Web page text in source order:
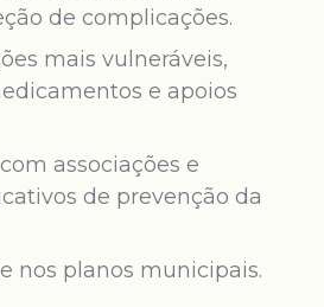
de complicações.
mais vulneráveis,
e apoios
associações e
de prevenção da
nos planos municipais.